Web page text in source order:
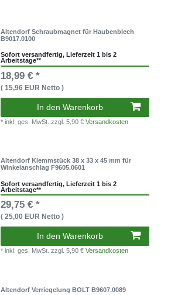
Altendorf Schraubmagnet für Haubenblech
B9017.0100
Sofort versandfertig, Lieferzeit 1 bis 2
Arbeitstage**
18,99 € *
( 15,96 EUR Netto )
In den Warenkorb
* inkl. ges. MwSt.zzgl. 5,90 €Versandkosten
Altendorf Klemmstück 38 x 33 x 45 mm für
Winkelanschlag F9605.0601
Sofort versandfertig, Lieferzeit 1 bis 2
Arbeitstage**
29,75 € *
( 25,00 EUR Netto )
In den Warenkorb
* inkl. ges. MwSt.zzgl. 5,90 €Versandkosten
Altendorf Verriegelung BOLT B9607.0089